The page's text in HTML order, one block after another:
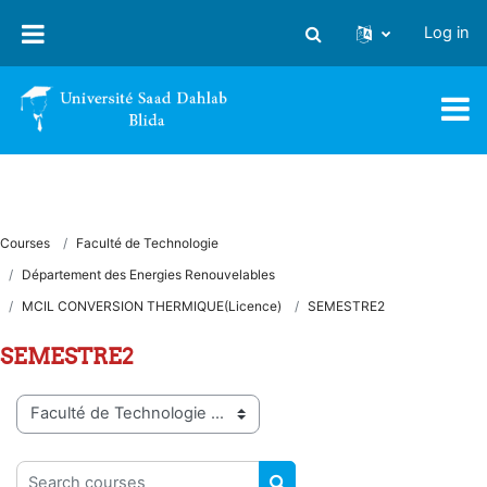
Toggle search input
Log in
Courses
Faculté de Technologie
Département des Energies Renouvelables
MCIL CONVERSION THERMIQUE(Licence)
SEMESTRE2
SEMESTRE2
Course categories
Search courses